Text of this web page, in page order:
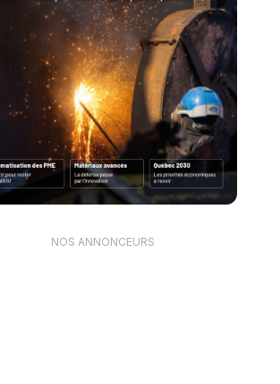
NOS ANNONCEURS